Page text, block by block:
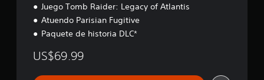
Juego Tomb Raider: Legacy of Atlantis
Atuendo Parisian Fugitive
Paquete de historia DLC*
US$69.99